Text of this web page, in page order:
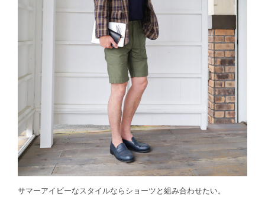
サマーアイビーなスタイルならショーツと組み合わせたい。